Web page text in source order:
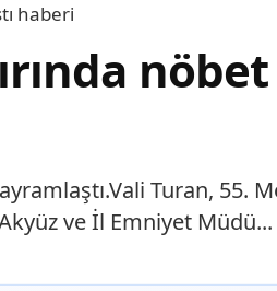
haberi
Turan, 55.
ve İl Emniyet Müdü...